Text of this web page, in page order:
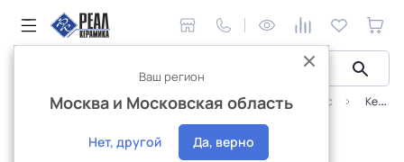
Керамическая плитка Ceramika Konskie Халифакс Керамогранит Ceramika Konskie Халифакс золотой ректификат 9,2x60 (0,6)
Ваш регион
Москва и Московская область
Нет, другой Да, верно